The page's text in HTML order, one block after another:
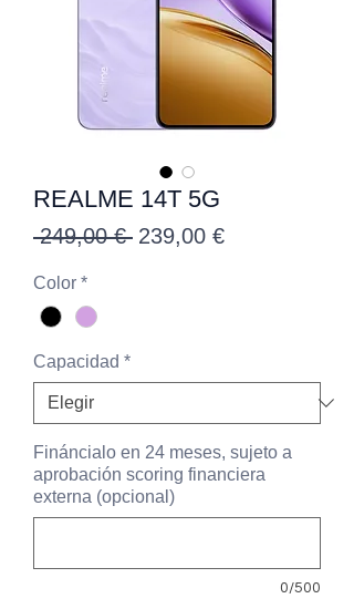
REALME 14T 5G
249,00 € Precio
239,00 €Precio
Color *
Capacidad *
Fináncialo en 24 meses, sujeto a
aprobación scoring financiera
externa (opcional)
0/500